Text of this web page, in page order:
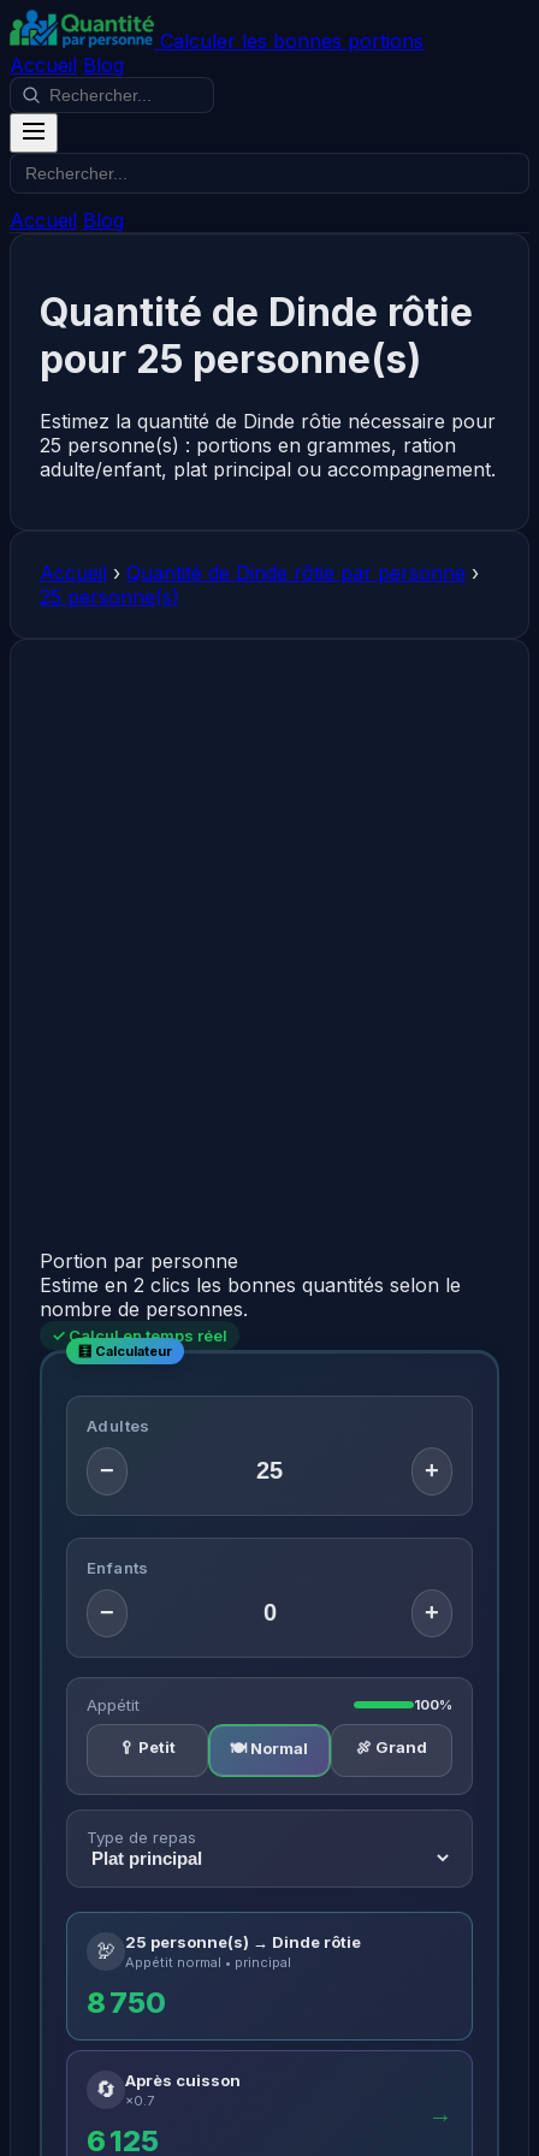
Calculer les bonnes portions
Accueil Blog
Accueil Blog
Quantité de Dinde rôtie
pour 25 personne(s)
Estimez la quantité de Dinde rôtie nécessaire pour
25 personne(s) : portions en grammes, ration
adulte/enfant, plat principal ou accompagnement.
Accueil › Quantité de Dinde rôtie par personne ›
25 personne(s)
Portion par personne
Estime en 2 clics les bonnes quantités selon le
nombre de personnes.
✓ Calcul en temps réel
Adultes
− +
Enfants
− +
Appétit 100%
🥄 Petit 🍽️ Normal 🍖 Grand
Type de repas
🦃 25 personne(s) → Dinde rôtie
Appétit normal • principal
8 750
🔄 Après cuisson
×0.7
6 125
→